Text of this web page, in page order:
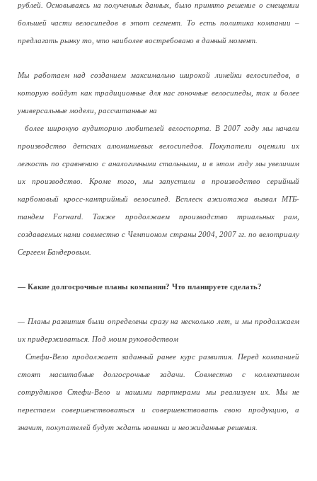
рублей. Основываясь на полученных данных, было принято решение о смещении
большей части велосипедов в этот сегмент. То есть политика компании –
предлагать рынку то, что наиболее востребовано в данный момент.
Мы работаем над созданием максимально широкой линейки велосипедов, в
которую войдут как традиционные для нас гоночные велосипеды, так и более
универсальные модели, рассчитанные на
более широкую аудиторию любителей велоспорта. В 2007 году мы начали
производство детских алюминиевых велосипедов. Покупатели оценили их
легкость по сравнению с аналогичными стальными, и в этом году мы увеличим
их производство. Кроме того, мы запустили в производство серийный
карбоновый кросс-кантрийный велосипед. Всплеск ажиотажа вызвал МТБ-
тандем Forward. Также продолжаем производство триальных рам,
создаваемых нами совместно с Чемпионом страны 2004, 2007 гг. по велотриалу
Сергеем Бандеровым.
— Какие долгосрочные планы компании? Что планируете сделать?
— Планы развития были определены сразу на несколько лет, и мы продолжаем
их придерживаться. Под моим руководством
Стефи-Вело продолжает заданный ранее курс развития. Перед компанией
стоят масштабные долгосрочные задачи. Совместно с коллективом
сотрудников Стефи-Вело и нашими партнерами мы реализуем их. Мы не
перестаем совершенствоваться и совершенствовать свою продукцию, а
значит, покупателей будут ждать новинки и неожиданные решения.